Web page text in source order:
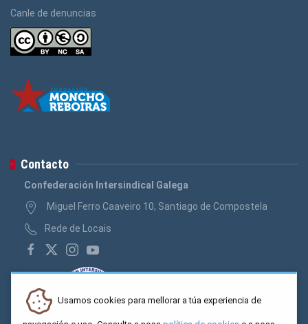
Canle de denuncias
Contacto
Confederación Intersindical Galega
Miguel Ferro Caaveiro 10, Santiago de Compostela
Rede de Locais
Usamos cookies para mellorar a túa experiencia de